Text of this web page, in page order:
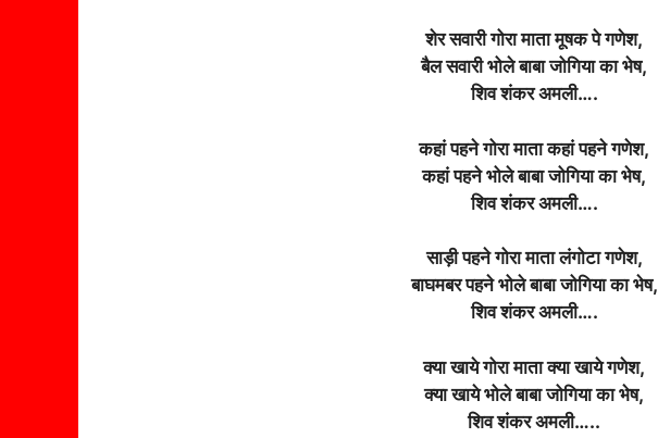
शेर सवारी गोरा माता मूषक पे गणेश,
बैल सवारी भोले बाबा जोगिया का भेष,
शिव शंकर अमली….
कहां पहने गोरा माता कहां पहने गणेश,
कहां पहने भोले बाबा जोगिया का भेष,
शिव शंकर अमली….
साड़ी पहने गोरा माता लंगोटा गणेश,
बाघमबर पहने भोले बाबा जोगिया का भेष,
शिव शंकर अमली….
क्या खाये गोरा माता क्या खाये गणेश,
क्या खाये भोले बाबा जोगिया का भेष,
शिव शंकर अमली…..